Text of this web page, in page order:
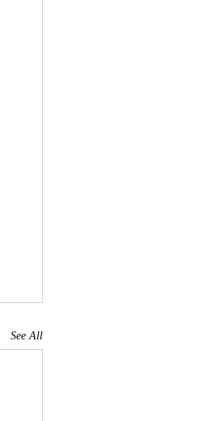
See All